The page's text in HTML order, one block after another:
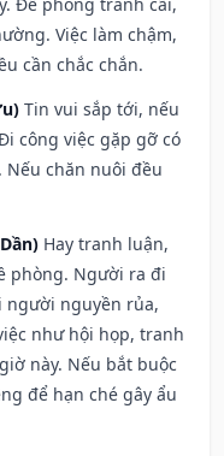
Việc làm chậm,
cần chắc chắn.
Tin vui sắp tới, nếu
công việc gặp gỡ có
chăn nuôi đều
Hay tranh luận,
phòng. Người ra đi
người nguyền rủa,
như hội họp, tranh
này. Nếu bắt buộc
để hạn ché gây ẩu